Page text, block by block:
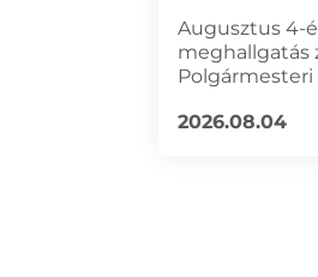
Augusztus 4-
meghallgatás
Polgármesteri
2026.08.04